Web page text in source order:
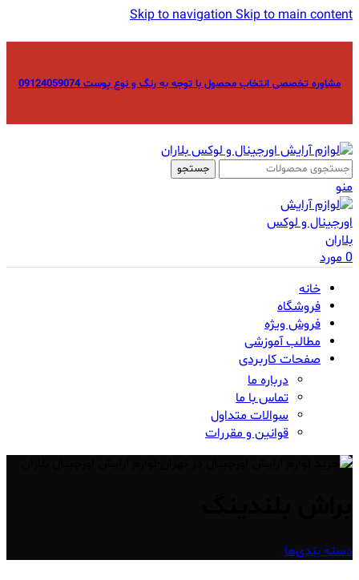
Skip to navigationSkip to main content
مشاوره تخصصی انتخاب محصول با توجه به رنگ و نوع پوست 09124059074
جستجو
منو
0مورد
خانه
فروشگاه
فروش ویژه
مطالب آموزشی
صفحات کاربردی
درباره ما
تماس با ما
سوالات متداول
قوانین و مقررات
دسته بندی‌ها